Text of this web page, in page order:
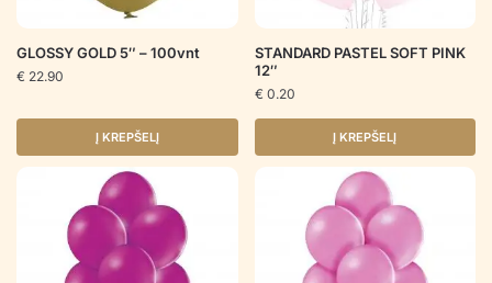
GLOSSY GOLD 5″ – 100vnt
€ 22.90
Į KREPŠELĮ
STANDARD PASTEL SOFT PINK
12″
€ 0.20
Į KREPŠELĮ